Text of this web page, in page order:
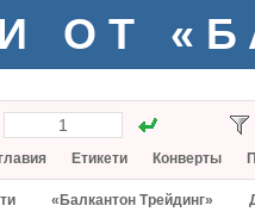
ОТ
Етикети Конверты
«Балкантон Трейдинг»